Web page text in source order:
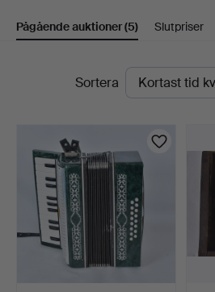
Auktionskammare
Pågående auktioner(5) Slutpriser
PågåendeSortera